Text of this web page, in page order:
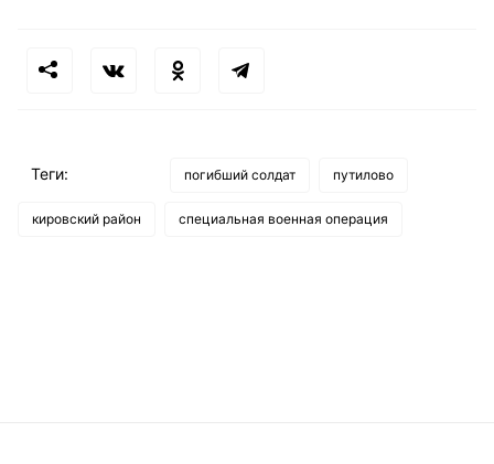
Теги: погибший солдат путилово
кировский район специальная военная операция